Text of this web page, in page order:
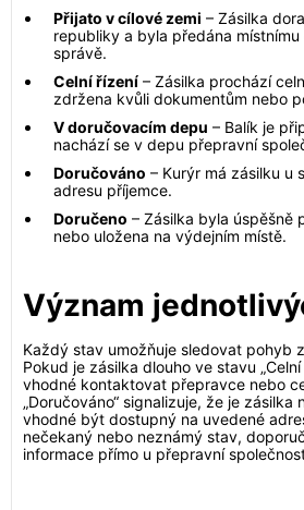
Přijato v cílové zemi – Zásilka
republiky a byla předána
správě.
Celní řízení – Zásilka prochází
zdržena kvůli dokumentům nebo
V doručovacím depu – Balík je
nachází se v depu přepravní
Doručováno – Kurýr má zásilku u
adresu příjemce.
Doručeno – Zásilka byla úspěšně
nebo uložena na výdejním místě.
Význam
Každý stav umožňuje sledovat pohyb
Pokud je zásilka dlouho ve stavu
vhodné kontaktovat přepravce nebo
„Doručováno“ signalizuje, že je
vhodné být dostupný na uvedené
nečekaný nebo neznámý stav,
informace přímo u přepravní